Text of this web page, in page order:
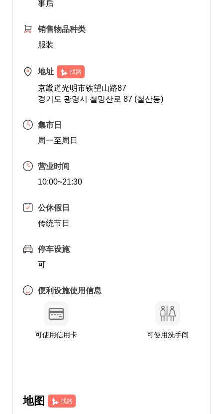
事后
销售物品种类
服装
地址 找路
京畿道光明市铁望山路87
경기도 광명시 철망산로 87 (철산동)
集市日
周一至周日
营业时间
10:00~21:30
公休假日
传统节日
停车设施
可
便利设施使用信息
可使用信用卡 可使用洗手间
地图 找路